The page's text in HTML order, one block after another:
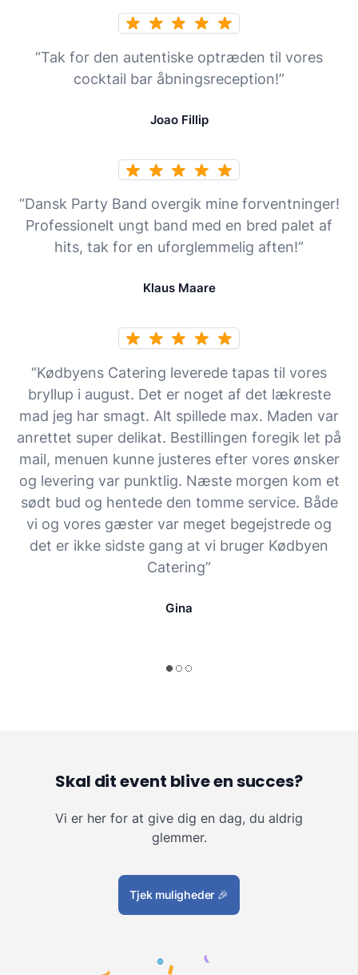
“Tak for den autentiske optræden til vores
cocktail bar åbningsreception!”
Joao Fillip
“Dansk Party Band overgik mine forventninger!
Professionelt ungt band med en bred palet af
hits, tak for en uforglemmelig aften!”
Klaus Maare
“Kødbyens Catering leverede tapas til vores
bryllup i august. Det er noget af det lækreste
mad jeg har smagt. Alt spillede max. Maden var
anrettet super delikat. Bestillingen foregik let på
mail, menuen kunne justeres efter vores ønsker
og levering var punktlig. Næste morgen kom et
sødt bud og hentede den tomme service. Både
vi og vores gæster var meget begejstrede og
det er ikke sidste gang at vi bruger Kødbyen
Catering”
Gina
Skal dit event blive en succes?
Vi er her for at give dig en dag, du aldrig
glemmer.
Tjek muligheder 🎉